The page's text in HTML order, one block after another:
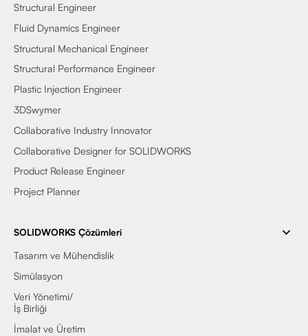
Structural Engineer
Fluid Dynamics Engineer
Structural Mechanical Engineer
Structural Performance Engineer
Plastic Injection Engineer
3DSwymer
Collaborative Industry Innovator
Collaborative Designer for SOLIDWORKS
Product Release Engineer
Project Planner
SOLIDWORKS Çözümleri
Tasarım ve Mühendislik
Simülasyon
Veri Yönetimi/
İş Birliği
İmalat ve Üretim